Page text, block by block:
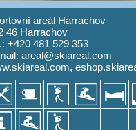
areál Harrachov
46 Harrachov
+420 481 529 353
areal@skiareal.com
,